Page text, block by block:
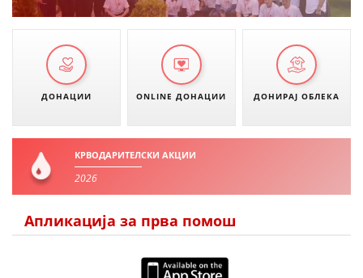
ДОНАЦИИ ONLINE ДОНАЦИИ ДОНИРАЈ ОБЛЕКА
КРВОДАРИТЕЛСКИ АКЦИИ
2026
Апликација за прва помош